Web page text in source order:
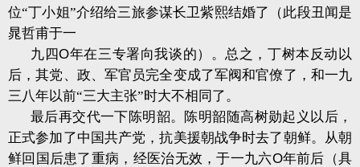
位“丁小姐”介绍给三旅参谋长卫紫熙结婚了（此段丑闻是
晁哲甫于一
九四O年在三专署向我谈的）。总之，丁树本反动以
后，其党、政、军官员完全变成了军阀和官僚了，和一九
三八年以前“三大主张”时大不相同了。
最后再交代一下陈明韶。陈明韶随高树勋起义以后，
正式参加了中国共产党，抗美援朝战争时去了朝鲜。从朝
鲜回国后患了重病，经医治无效，于一九六O年前后（具